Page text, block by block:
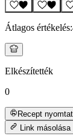
Átlagos értékelés:
Elkészítették
0
Recept
Link másolása